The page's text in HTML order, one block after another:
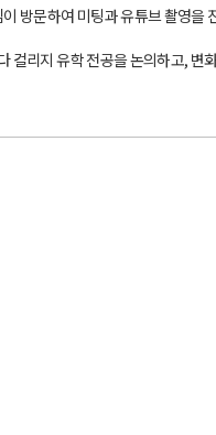
방문하여 미팅과 유튜브 촬영을
컬리지 유학 전공을 논의하고,